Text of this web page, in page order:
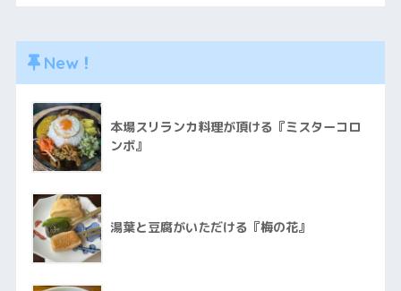
New！
本場スリランカ料理が頂ける『ミスターコロ
ンボ』
湯葉と豆腐がいただける『梅の花』